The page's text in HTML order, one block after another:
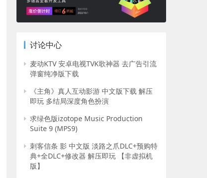
讨论中心
麦动KTV 安卓电视TVK歌神器 去广告引流
弹窗纯净版下载
《主角》真人互动影游 中文版下载 解压
即玩 多结局深度角色扮演
求绿色版izotope Music Production
Suite 9 (MPS9)
刺客信条 影 中文版 淡路之爪DLC+预购特
典+全DLC+修改器 解压即玩 【非虚拟机
版】